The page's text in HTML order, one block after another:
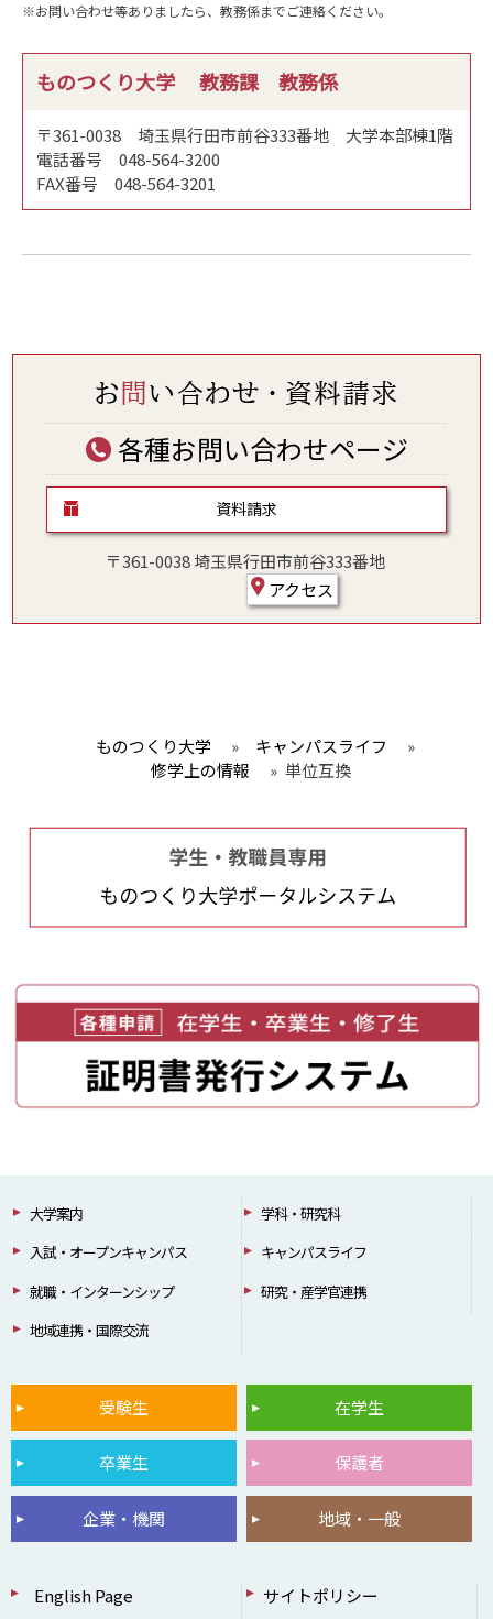
※お問い合わせ等ありましたら、教務係までご連絡ください。
ものつくり大学 教務課 教務係
〒361-0038 埼玉県行田市前谷333番地 大学本部棟1階
電話番号 048-564-3200
FAX番号 048-564-3201
各種お問い合わせページ
資料請求
〒361-0038 埼玉県行田市前谷333番地
アクセス
ものつくり大学 » キャンパスライフ
»
修学上の情報
» 単位互換
大学案内
学科・研究科
入試・オープンキャンパス
キャンパスライフ
就職・インターンシップ
研究・産学官連携
地域連携・国際交流
受験生 在学生
卒業生 保護者
企業・機関 地域・一般
English Page サイトポリシー